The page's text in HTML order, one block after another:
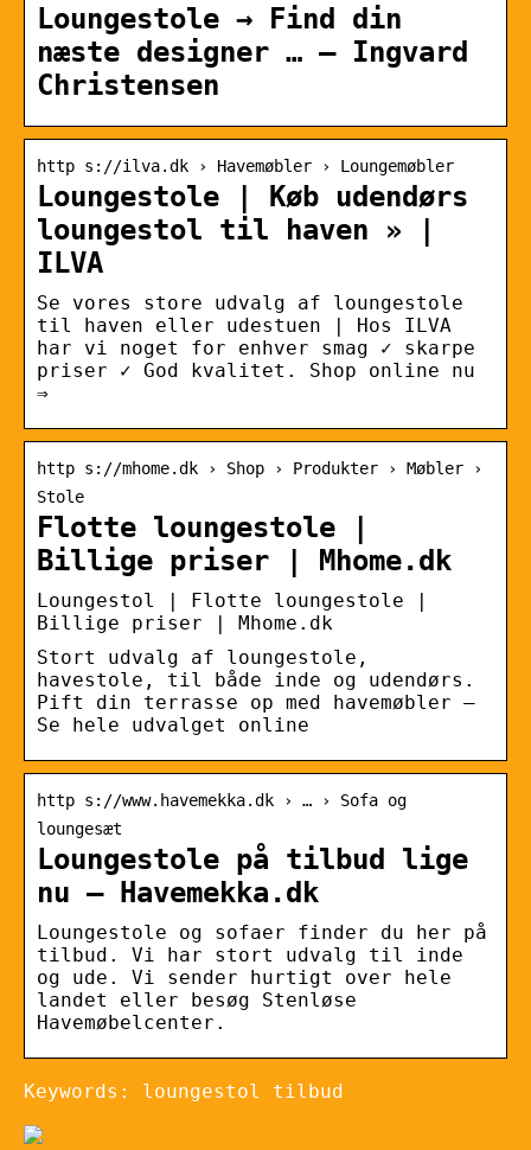
Loungestole → Find din
næste designer … – Ingvard
Christensen
http s://ilva.dk › Havemøbler › Loungemøbler
Loungestole | Køb udendørs
loungestol til haven » |
ILVA
Se vores store udvalg af loungestole
til haven eller udestuen | Hos ILVA
har vi noget for enhver smag ✓ skarpe
priser ✓ God kvalitet. Shop online nu
⇒
http s://mhome.dk › Shop › Produkter › Møbler ›
Stole
Flotte loungestole |
Billige priser | Mhome.dk
Loungestol | Flotte loungestole |
Billige priser | Mhome.dk
Stort udvalg af loungestole,
havestole, til både inde og udendørs.
Pift din terrasse op med havemøbler –
Se hele udvalget online
http s://www.havemekka.dk › … › Sofa og
loungesæt
Loungestole på tilbud lige
nu – Havemekka.dk
Loungestole og sofaer finder du her på
tilbud. Vi har stort udvalg til inde
og ude. Vi sender hurtigt over hele
landet eller besøg Stenløse
Havemøbelcenter.
Keywords: loungestol tilbud